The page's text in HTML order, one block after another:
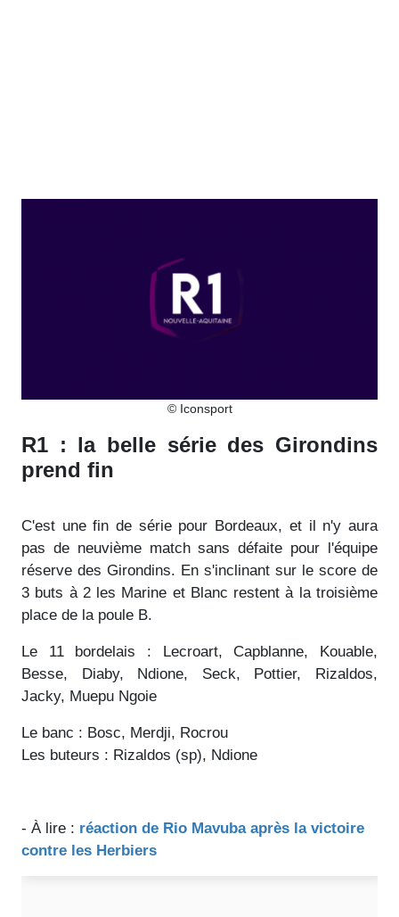
© Iconsport
R1 : la belle série des Girondins
prend fin
C'est une fin de série pour Bordeaux, et il n'y aura
pas de neuvième match sans défaite pour l'équipe
réserve des Girondins. En s'inclinant sur le score de
3 buts à 2 les Marine et Blanc restent à la troisième
place de la poule B.
Le 11 bordelais : Lecroart, Capblanne, Kouable,
Besse, Diaby, Ndione, Seck, Pottier, Rizaldos,
Jacky, Muepu Ngoie
Le banc : Bosc, Merdji, Rocrou
Les buteurs : Rizaldos (sp), Ndione
- À lire : réaction de Rio Mavuba après la victoire
contre les Herbiers